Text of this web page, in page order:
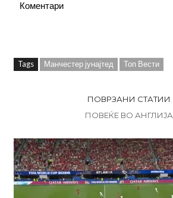
Коментари
Tags Манчестер јунајтед Топ Вести
ПОВРЗАНИ СТАТИИ
ПОВЕЌЕ ВО АНГЛИЈА